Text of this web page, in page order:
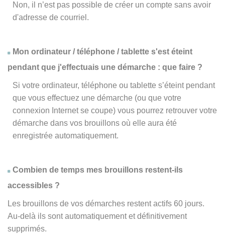
Non, il n’est pas possible de créer un compte sans avoir
d'adresse de courriel.
Mon ordinateur / téléphone / tablette s'est éteint
pendant que j'effectuais une démarche : que faire ?
Si votre ordinateur, téléphone ou tablette s’éteint pendant
que vous effectuez une démarche (ou que votre
connexion Internet se coupe) vous pourrez retrouver votre
démarche dans vos brouillons où elle aura été
enregistrée automatiquement.
Combien de temps mes brouillons restent-ils
accessibles ?
Les brouillons de vos démarches restent actifs 60 jours.
Au-delà ils sont automatiquement et définitivement
supprimés.